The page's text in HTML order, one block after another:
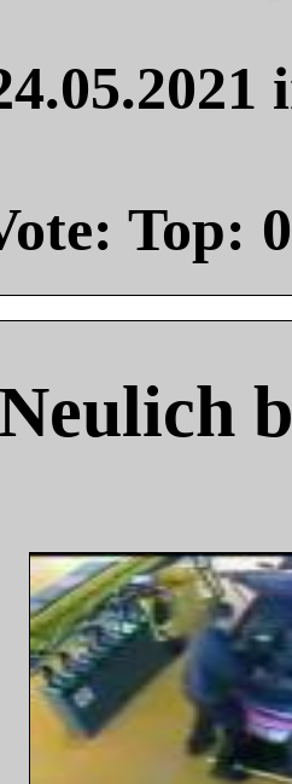
Top: 0
Neulich